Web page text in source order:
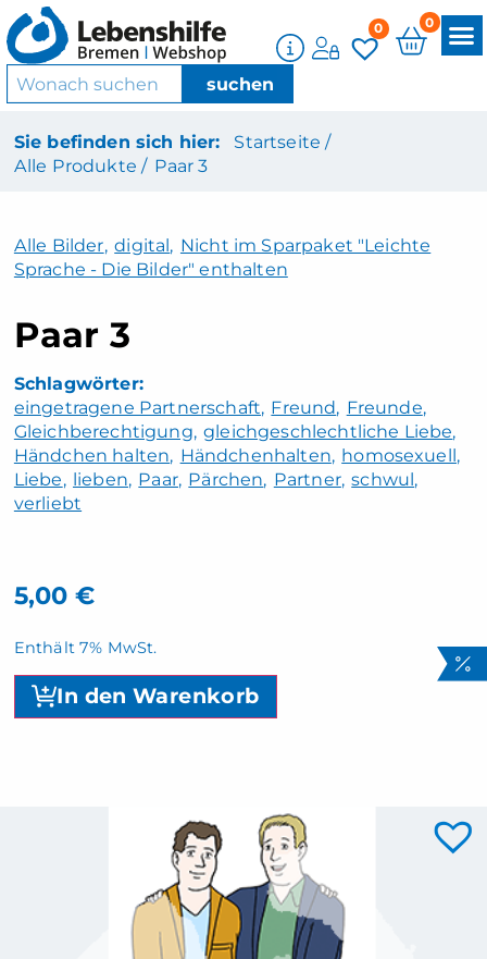
0 0
Sie befinden sich hier:
Startseite /
Alle Produkte / Paar 3
Alle Bilder, digital, Nicht im Sparpaket "Leichte
Sprache - Die Bilder" enthalten
Paar 3
eingetragene Partnerschaft Freund Freunde
Gleichberechtigung gleichgeschlechtliche Liebe
Händchen halten Händchenhalten homosexuell
Liebe lieben Paar Pärchen Partner schwul
verliebt
5,00 €
Enthält 7% MwSt.
In den Warenkorb